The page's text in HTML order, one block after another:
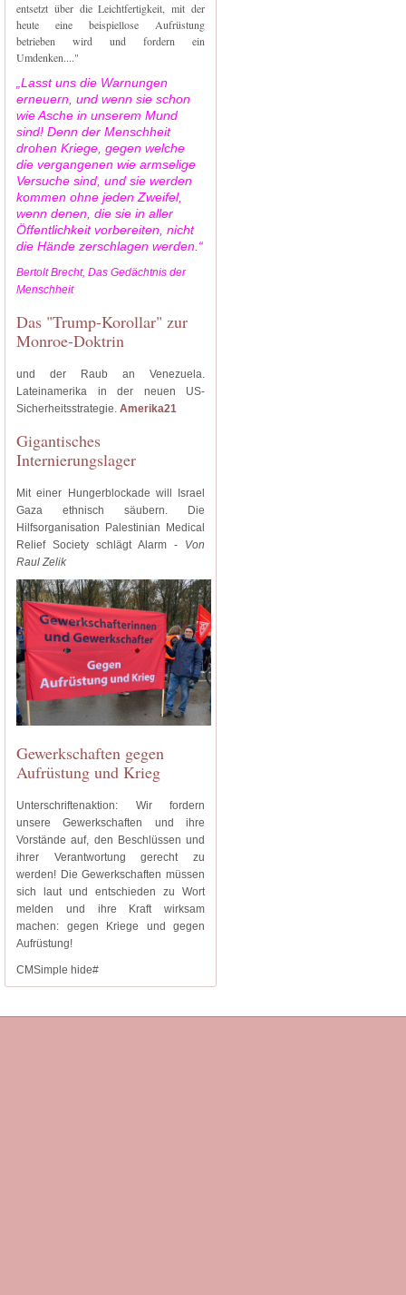
entsetzt über die Leichtfertigkeit, mit der
heute eine beispiellose Aufrüstung
betrieben wird und fordern ein
Umdenken...."
„Lasst uns die Warnungen
erneuern, und wenn sie schon
wie Asche in unserem Mund
sind! Denn der Menschheit
drohen Kriege, gegen welche
die vergangenen wie armselige
Versuche sind, und sie werden
kommen ohne jeden Zweifel,
wenn denen, die sie in aller
Öffentlichkeit vorbereiten, nicht
die Hände zerschlagen werden.“
Bertolt Brecht, Das Gedächtnis der
Menschheit
Das "Trump-Korollar" zur
Monroe-Doktrin
und der Raub an Venezuela.
Lateinamerika in der neuen US-
Sicherheitsstrategie. Amerika21
Gigantisches
Internierungslager
Mit einer Hungerblockade will Israel
Gaza ethnisch säubern. Die
Hilfsorganisation Palestinian Medical
Relief Society schlägt Alarm - Von
Raul Zelik
Gewerkschaften gegen
Aufrüstung und Krieg
Unterschriftenaktion: Wir fordern
unsere Gewerkschaften und ihre
Vorstände auf, den Beschlüssen und
ihrer Verantwortung gerecht zu
werden! Die Gewerkschaften müssen
sich laut und entschieden zu Wort
melden und ihre Kraft wirksam
machen: gegen Kriege und gegen
Aufrüstung!
CMSimple hide#